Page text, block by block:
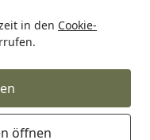
in den Cookie-
öffnen
Modern
Modern